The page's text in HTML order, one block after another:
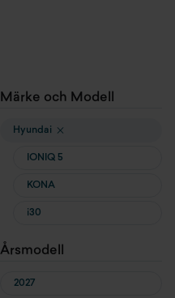
Märke och Modell
Hyundai
IONIQ 5
KONA
i30
Årsmodell
2027